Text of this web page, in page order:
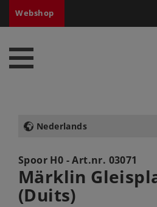
Webshop
Nederlands
Spoor H0 - Art.nr. 03071
Märklin
(Duits)